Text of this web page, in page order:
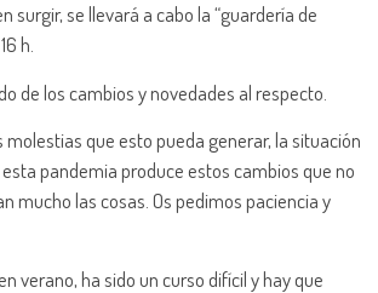
surgir, se llevará a cabo la “guardería de
h.
de los cambios y novedades al respecto.
que esto pueda generar, la situación
pandemia produce estos cambios que no
mucho las cosas. Os pedimos paciencia y
verano, ha sido un curso difícil y hay que